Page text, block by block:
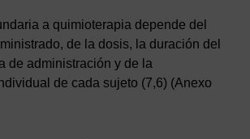
a quimioterapia depende del
de la dosis, la duración del
de administración y de la
de cada sujeto (7,6) (Anexo